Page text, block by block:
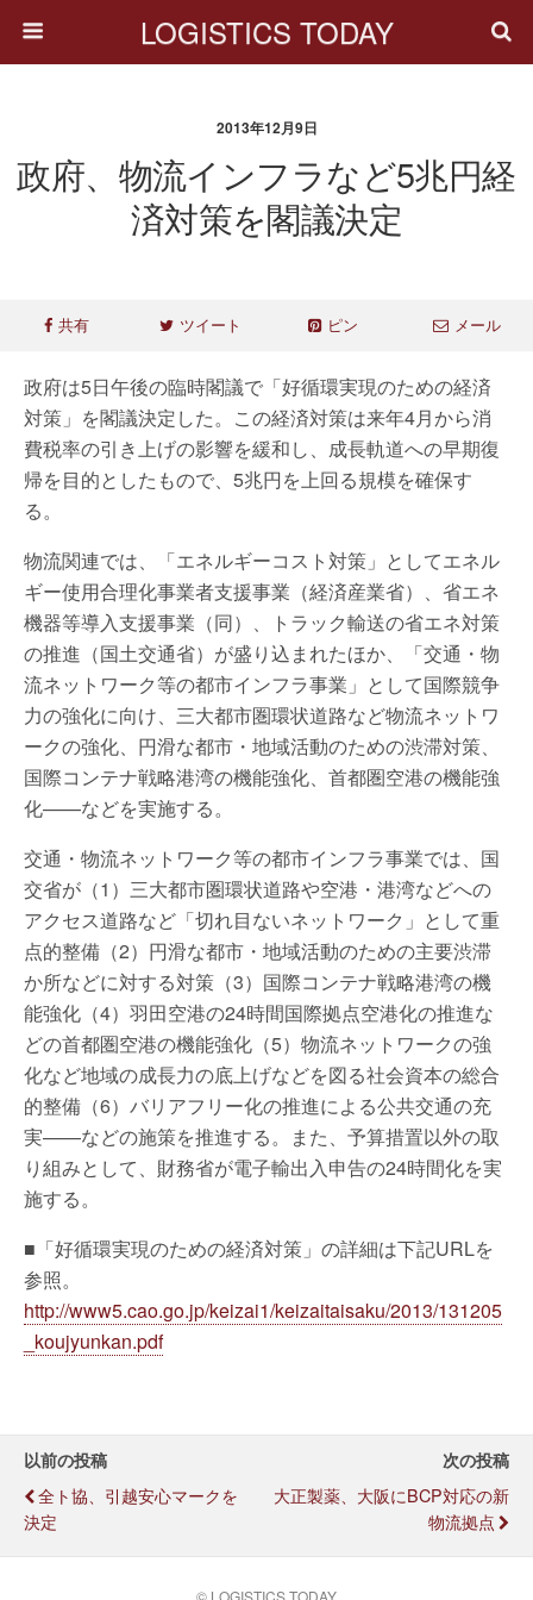
LOGISTICS TODAY
2013年12月9日
政府、物流インフラなど5兆円経
済対策を閣議決定
共有 ツイート ピン メール
政府は5日午後の臨時閣議で「好循環実現のための経済
対策」を閣議決定した。この経済対策は来年4月から消
費税率の引き上げの影響を緩和し、成長軌道への早期復
帰を目的としたもので、5兆円を上回る規模を確保す
る。
物流関連では、「エネルギーコスト対策」としてエネル
ギー使用合理化事業者支援事業（経済産業省）、省エネ
機器等導入支援事業（同）、トラック輸送の省エネ対策
の推進（国土交通省）が盛り込まれたほか、「交通・物
流ネットワーク等の都市インフラ事業」として国際競争
力の強化に向け、三大都市圏環状道路など物流ネットワ
ークの強化、円滑な都市・地域活動のための渋滞対策、
国際コンテナ戦略港湾の機能強化、首都圏空港の機能強
化——などを実施する。
交通・物流ネットワーク等の都市インフラ事業では、国
交省が（1）三大都市圏環状道路や空港・港湾などへの
アクセス道路など「切れ目ないネットワーク」として重
点的整備（2）円滑な都市・地域活動のための主要渋滞
か所などに対する対策（3）国際コンテナ戦略港湾の機
能強化（4）羽田空港の24時間国際拠点空港化の推進な
どの首都圏空港の機能強化（5）物流ネットワークの強
化など地域の成長力の底上げなどを図る社会資本の総合
的整備（6）バリアフリー化の推進による公共交通の充
実——などの施策を推進する。また、予算措置以外の取
り組みとして、財務省が電子輸出入申告の24時間化を実
施する。
■「好循環実現のための経済対策」の詳細は下記URLを
参照。
http://www5.cao.go.jp/keizai1/keizaitaisaku/2013/131205
_koujyunkan.pdf
以前の投稿
全ト協、引越安心マークを
決定
次の投稿
大正製薬、大阪にBCP対応の新
物流拠点
© LOGISTICS TODAY